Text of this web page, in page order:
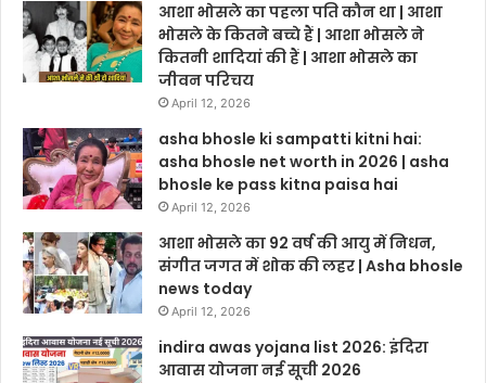
आशा भोसले का पहला पति कौन था | आशा
भोसले के कितने बच्चे हैं | आशा भोसले ने
कितनी शादियां की हैं | आशा भोसले का
जीवन परिचय
April 12, 2026
asha bhosle ki sampatti kitni hai:
asha bhosle net worth in 2026 | asha
bhosle ke pass kitna paisa hai
April 12, 2026
आशा भोसले का 92 वर्ष की आयु में निधन,
संगीत जगत में शोक की लहर | Asha bhosle
news today
April 12, 2026
indira awas yojana list 2026: इंदिरा
आवास योजना नई सूची 2026